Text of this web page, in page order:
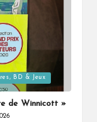
BD & Jeux
de Winnicott »